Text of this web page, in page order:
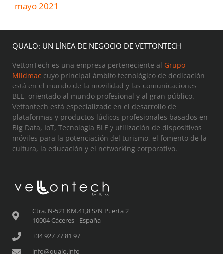
mayo 2021
QUALO: UN LÍNEA DE NEGOCIO DE VETTONTECH
VettonTech es una empresa perteneciente al Grupo
Mildmac cuyo principal ámbito tecnológico de dedicación
está en el mundo de la movilidad y las comunicaciones
BLE, orientado al mundo profesional y al gran público.
Vettontech está especializado en el desarrollo de
plataformas y productos lúdicos profesionales basados en
Big Data, IoT, Tecnología BLE y utilización de dispositivos
móviles para la potenciación del turismo, el fomento de la
cultura, la educación y el networking corporativo.
Ctra. N-521 KM.41,8 S/N Puerta 2
10004 Cáceres - España
+34 927 77 81 97
info@qualo.info